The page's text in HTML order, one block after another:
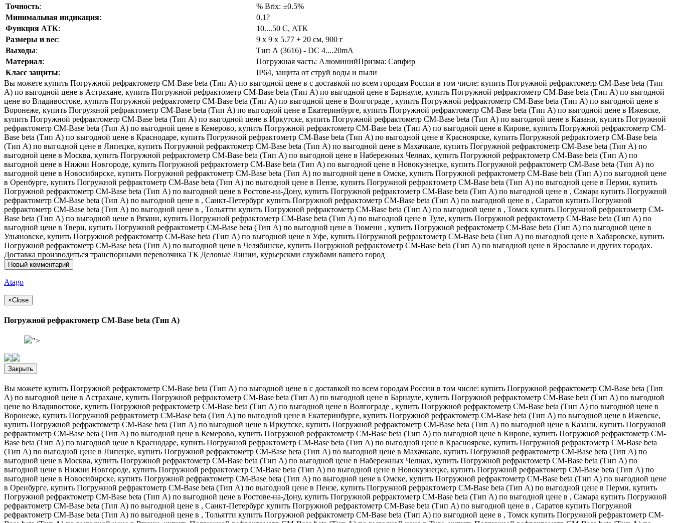
Точность:
% Brix: ±0.5%
Минимальная индикация:
0.1?
Функция АТК:
10....50 C, АТК
Размеры и вес:
9 x 9 x 5.77 + 20 см, 900 г
Выходы:
Тип А (3616) - DC 4....20mA
Материал:
Погружная часть: АлюминийПризма: Сапфир
Класс защиты:
IP64, защита от струй воды и пыли
Вы можете купить Погружной рефрактометр CM-Base beta (Тип А) по выгодной цене в с доставкой по всем городам России в том числе: купить Погружной рефрактометр CM-Base beta (Тип
А) по выгодной цене в Астрахане, купить Погружной рефрактометр CM-Base beta (Тип А) по выгодной цене в Барнауле, купить Погружной рефрактометр CM-Base beta (Тип А) по выгодной
цене во Владивостоке, купить Погружной рефрактометр CM-Base beta (Тип А) по выгодной цене в Волгограде , купить Погружной рефрактометр CM-Base beta (Тип А) по выгодной цене в
Воронеже, купить Погружной рефрактометр CM-Base beta (Тип А) по выгодной цене в Екатеринбурге, купить Погружной рефрактометр CM-Base beta (Тип А) по выгодной цене в Ижевске,
купить Погружной рефрактометр CM-Base beta (Тип А) по выгодной цене в Иркутске, купить Погружной рефрактометр CM-Base beta (Тип А) по выгодной цене в Казани, купить Погружной
рефрактометр CM-Base beta (Тип А) по выгодной цене в Кемерово, купить Погружной рефрактометр CM-Base beta (Тип А) по выгодной цене в Кирове, купить Погружной рефрактометр CM-
Base beta (Тип А) по выгодной цене в Краснодаре, купить Погружной рефрактометр CM-Base beta (Тип А) по выгодной цене в Красноярске, купить Погружной рефрактометр CM-Base beta
(Тип А) по выгодной цене в Липецке, купить Погружной рефрактометр CM-Base beta (Тип А) по выгодной цене в Махачкале, купить Погружной рефрактометр CM-Base beta (Тип А) по
выгодной цене в Москва, купить Погружной рефрактометр CM-Base beta (Тип А) по выгодной цене в Набережных Челнах, купить Погружной рефрактометр CM-Base beta (Тип А) по
выгодной цене в Нижни Новгороде, купить Погружной рефрактометр CM-Base beta (Тип А) по выгодной цене в Новокузнецке, купить Погружной рефрактометр CM-Base beta (Тип А) по
выгодной цене в Новосибирске, купить Погружной рефрактометр CM-Base beta (Тип А) по выгодной цене в Омске, купить Погружной рефрактометр CM-Base beta (Тип А) по выгодной цене
в Оренбурге, купить Погружной рефрактометр CM-Base beta (Тип А) по выгодной цене в Пензе, купить Погружной рефрактометр CM-Base beta (Тип А) по выгодной цене в Перми, купить
Погружной рефрактометр CM-Base beta (Тип А) по выгодной цене в Ростове-на-Дону, купить Погружной рефрактометр CM-Base beta (Тип А) по выгодной цене в , Самара купить Погружной
рефрактометр CM-Base beta (Тип А) по выгодной цене в , Санкт-Петербург купить Погружной рефрактометр CM-Base beta (Тип А) по выгодной цене в , Саратов купить Погружной
рефрактометр CM-Base beta (Тип А) по выгодной цене в , Тольятти купить Погружной рефрактометр CM-Base beta (Тип А) по выгодной цене в , Томск купить Погружной рефрактометр CM-
Base beta (Тип А) по выгодной цене в Рязани, купить Погружной рефрактометр CM-Base beta (Тип А) по выгодной цене в Туле, купить Погружной рефрактометр CM-Base beta (Тип А) по
выгодной цене в Твери, купить Погружной рефрактометр CM-Base beta (Тип А) по выгодной цене в Тюмени , купить Погружной рефрактометр CM-Base beta (Тип А) по выгодной цене в
Ульяновске, купить Погружной рефрактометр CM-Base beta (Тип А) по выгодной цене в Уфе, купить Погружной рефрактометр CM-Base beta (Тип А) по выгодной цене в Хабаровске, купить
Погружной рефрактометр CM-Base beta (Тип А) по выгодной цене в Челябинске, купить Погружной рефрактометр CM-Base beta (Тип А) по выгодной цене в Ярославле и других городах.
Доставка производиться транспорными перевозчика ТК Деловые Линии, курьерскми службами вашего город
Новый комментарий
Atago
×Close
Погружной рефрактометр CM-Base beta (Тип А)
">
Закрыть
Вы можете купить Погружной рефрактометр CM-Base beta (Тип А) по выгодной цене в с доставкой по всем городам России в том числе: купить Погружной рефрактометр CM-Base beta (Тип
А) по выгодной цене в Астрахане, купить Погружной рефрактометр CM-Base beta (Тип А) по выгодной цене в Барнауле, купить Погружной рефрактометр CM-Base beta (Тип А) по выгодной
цене во Владивостоке, купить Погружной рефрактометр CM-Base beta (Тип А) по выгодной цене в Волгограде , купить Погружной рефрактометр CM-Base beta (Тип А) по выгодной цене в
Воронеже, купить Погружной рефрактометр CM-Base beta (Тип А) по выгодной цене в Екатеринбурге, купить Погружной рефрактометр CM-Base beta (Тип А) по выгодной цене в Ижевске,
купить Погружной рефрактометр CM-Base beta (Тип А) по выгодной цене в Иркутске, купить Погружной рефрактометр CM-Base beta (Тип А) по выгодной цене в Казани, купить Погружной
рефрактометр CM-Base beta (Тип А) по выгодной цене в Кемерово, купить Погружной рефрактометр CM-Base beta (Тип А) по выгодной цене в Кирове, купить Погружной рефрактометр CM-
Base beta (Тип А) по выгодной цене в Краснодаре, купить Погружной рефрактометр CM-Base beta (Тип А) по выгодной цене в Красноярске, купить Погружной рефрактометр CM-Base beta
(Тип А) по выгодной цене в Липецке, купить Погружной рефрактометр CM-Base beta (Тип А) по выгодной цене в Махачкале, купить Погружной рефрактометр CM-Base beta (Тип А) по
выгодной цене в Москва, купить Погружной рефрактометр CM-Base beta (Тип А) по выгодной цене в Набережных Челнах, купить Погружной рефрактометр CM-Base beta (Тип А) по
выгодной цене в Нижни Новгороде, купить Погружной рефрактометр CM-Base beta (Тип А) по выгодной цене в Новокузнецке, купить Погружной рефрактометр CM-Base beta (Тип А) по
выгодной цене в Новосибирске, купить Погружной рефрактометр CM-Base beta (Тип А) по выгодной цене в Омске, купить Погружной рефрактометр CM-Base beta (Тип А) по выгодной цене
в Оренбурге, купить Погружной рефрактометр CM-Base beta (Тип А) по выгодной цене в Пензе, купить Погружной рефрактометр CM-Base beta (Тип А) по выгодной цене в Перми, купить
Погружной рефрактометр CM-Base beta (Тип А) по выгодной цене в Ростове-на-Дону, купить Погружной рефрактометр CM-Base beta (Тип А) по выгодной цене в , Самара купить Погружной
рефрактометр CM-Base beta (Тип А) по выгодной цене в , Санкт-Петербург купить Погружной рефрактометр CM-Base beta (Тип А) по выгодной цене в , Саратов купить Погружной
рефрактометр CM-Base beta (Тип А) по выгодной цене в , Тольятти купить Погружной рефрактометр CM-Base beta (Тип А) по выгодной цене в , Томск купить Погружной рефрактометр CM-